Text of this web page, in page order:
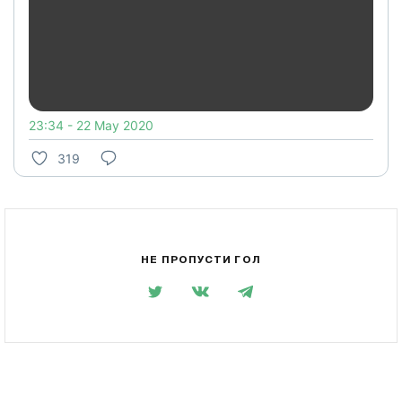
23:34 - 22 May 2020
319
НЕ ПРОПУСТИ ГОЛ